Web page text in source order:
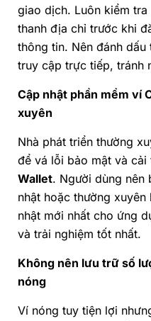
giao dịch. Luôn kiểm
thanh địa chỉ trước khi
thông tin. Nên đánh
truy cập trực tiếp, tránh
Cập nhật phần mềm ví
xuyên
Nhà phát triển thường
để vá lỗi bảo mật và cải
Wallet. Người dùng nên
nhật hoặc thường
nhật mới nhất cho ứng
và trải nghiệm tốt nhất.
Không nên lưu trữ số
nóng
Ví nóng tuy tiện lợi